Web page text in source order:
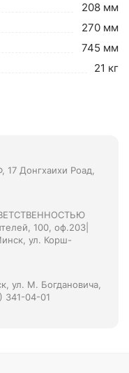
208 мм
270 мм
745 мм
21 кг
Донгхаиxи Роад,
100, оф.203|
ул. Корш-
ул. М. Богдановича,
341-04-01